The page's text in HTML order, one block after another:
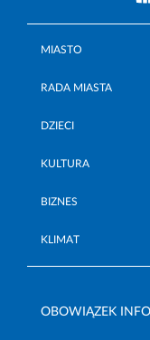
MIASTO
RADA MIASTA
DZIECI
KULTURA
BIZNES
KLIMAT
OBOWIĄZEK